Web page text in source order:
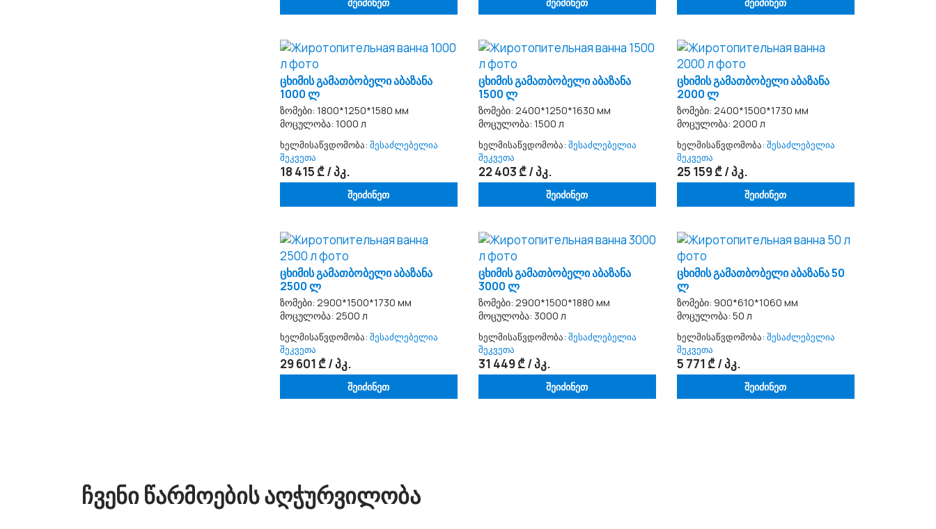
ცხიმის გამათბობელი აბაზანა
1000 ლ
ზომები: 1800*1250*1580 мм
მოცულობა: 1000 л
ხელმისაწვდომობა: შესაძლებელია
შეკვეთა
18 415 ₾ / პკ.
შეიძინეთ
ცხიმის გამათბობელი აბაზანა
1500 ლ
ზომები: 2400*1250*1630 мм
მოცულობა: 1500 л
ხელმისაწვდომობა: შესაძლებელია
შეკვეთა
22 403 ₾ / პკ.
შეიძინეთ
ცხიმის გამათბობელი აბაზანა
2000 ლ
ზომები: 2400*1500*1730 мм
მოცულობა: 2000 л
ხელმისაწვდომობა: შესაძლებელია
შეკვეთა
25 159 ₾ / პკ.
შეიძინეთ
ცხიმის გამათბობელი აბაზანა
2500 ლ
ზომები: 2900*1500*1730 мм
მოცულობა: 2500 л
ხელმისაწვდომობა: შესაძლებელია
შეკვეთა
29 601 ₾ / პკ.
შეიძინეთ
ცხიმის გამათბობელი აბაზანა
3000 ლ
ზომები: 2900*1500*1880 мм
მოცულობა: 3000 л
ხელმისაწვდომობა: შესაძლებელია
შეკვეთა
31 449 ₾ / პკ.
შეიძინეთ
ცხიმის გამათბობელი აბაზანა 50
ლ
ზომები: 900*610*1060 мм
მოცულობა: 50 л
ხელმისაწვდომობა: შესაძლებელია
შეკვეთა
5 771 ₾ / პკ.
შეიძინეთ
ᲩᲕᲔᲜᲘ ᲬᲐᲠᲛᲝᲔᲑᲘᲡ ᲐᲦᲭᲣᲠᲕᲘᲚᲝᲑᲐ